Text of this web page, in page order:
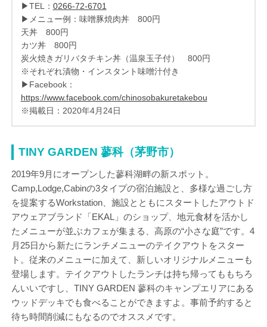
▶TEL： 0266-72-6701
▶メニュー例：味噌豚焼肉丼 800円
天丼 800円
カツ丼 800円
炭火焼きガリバタチキン丼（温泉玉子付） 800円
※それぞれ漬物・インスタント味噌汁付き
▶Facebook：
https://www.facebook.com/chinosobakuretakebou
※掲載日：2020年4月24日
TINY GARDEN 蓼科（茅野市）
2019年9月にオープンした蓼科湖畔の新スポット。
Camp,Lodge,Cabinの3タイプの宿泊施設と、多様な過ごし方
を提案するWorkstation、施設とともにスタートしたアウトド
アウェアブランド「EKAL」のショップ、地元食材を活かし
たメニューが並ぶカフェが集まる、高原の“小さな庭”です。4
月25日から新たにランチメニューのテイクアウトをスター
ト。従来のメニューに加えて、新しいオリジナルメニューも
登場します。テイクアウトしたランチは持ち帰ってももちろ
んいいですし、TINY GARDEN 蓼科のキャンプエリアにある
ウッドデッキでも食べることができますよ。事前予約すると
待ち時間削減にもなるのでオススメです。